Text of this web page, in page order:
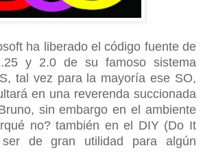
ha liberado el código fuente de
y 2.0 de su famoso sistema
tal vez para la mayoría ese SO,
en una reverenda succionada
sin embargo en el ambiente
no? también en el DIY (Do It
ser de gran utilidad para algún